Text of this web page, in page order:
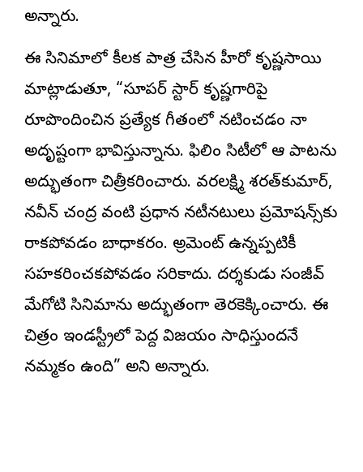
అన్నారు.
ఈ సినిమాలో కీలక పాత్ర చేసిన హీరో కృష్ణసాయి
మాట్లాడుతూ, “సూపర్ స్టార్ కృష్ణగారిపై
రూపొందించిన ప్రత్యేక గీతంలో నటించడం నా
అదృష్టంగా భావిస్తున్నాను. ఫిలిం సిటీలో ఆ పాటను
అద్భుతంగా చిత్రీకరించారు. వరలక్ష్మి శరత్‌కుమార్,
నవీన్ చంద్ర వంటి ప్రధాన నటీనటులు ప్రమోషన్స్‌కు
రాకపోవడం బాధాకరం. అగ్రిమెంట్ ఉన్నప్పటికీ
సహకరించకపోవడం సరికాదు. దర్శకుడు సంజీవ్
మేగోటి సినిమాను అద్భుతంగా తెరకెక్కించారు. ఈ
చిత్రం ఇండస్ట్రీలో పెద్ద విజయం సాధిస్తుందనే
నమ్మకం ఉంది” అని అన్నారు.